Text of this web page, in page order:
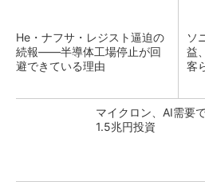
He・ナフサ・レジスト逼迫の
続報――半導体工場停止が回
避できている理由
ソ
益
客
マイクロン、AI需要
1.5兆円投資